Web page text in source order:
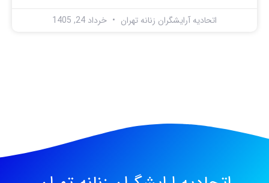
اتحادیه آرایشگران زنانه تهران خرداد 24, 1405